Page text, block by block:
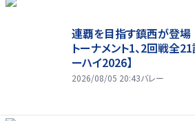
連覇を目指す鎮西が登
トーナメント1、2回戦全
ーハイ2026】
2026/08/05 20:43バレー